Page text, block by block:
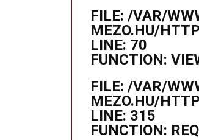
FILE: /VAR/
MEZO.HU/
LINE: 70
FUNCTION:
FILE: /VAR/
MEZO.HU/
LINE: 315
FUNCTION: